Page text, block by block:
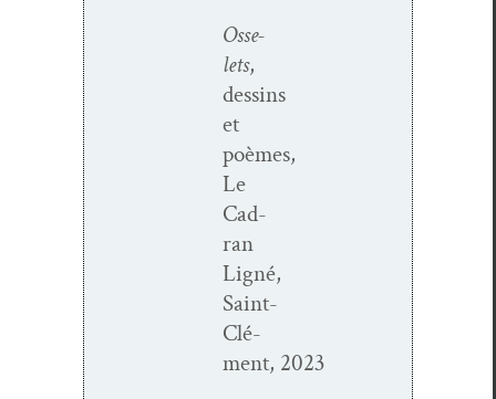
Osse­
lets,
dessins
et
poèmes,
Le
Cad­
ran
Ligné,
Saint-
Clé­
ment, 2023